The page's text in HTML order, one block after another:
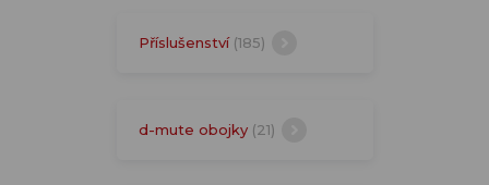
Příslušenství (185)
d-mute obojky (21)